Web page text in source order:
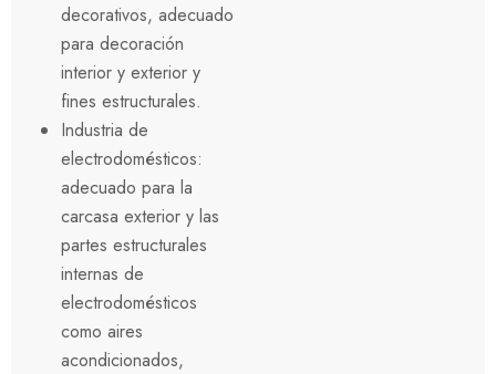
decorativos, adecuado
para decoración
interior y exterior y
fines estructurales.
Industria de
electrodomésticos:
adecuado para la
carcasa exterior y las
partes estructurales
internas de
electrodomésticos
como aires
acondicionados,